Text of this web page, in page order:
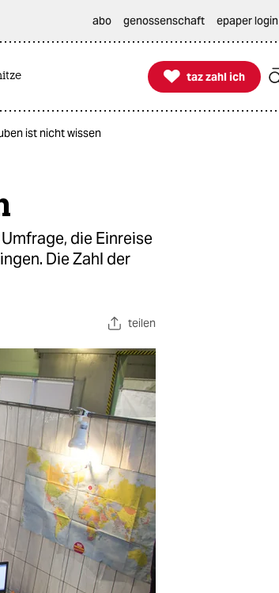
abo genossenschaft epaper login

taz zahl ich
taz zahl ich
ist nicht wissen
die Einreise
Die Zahl der
teilen